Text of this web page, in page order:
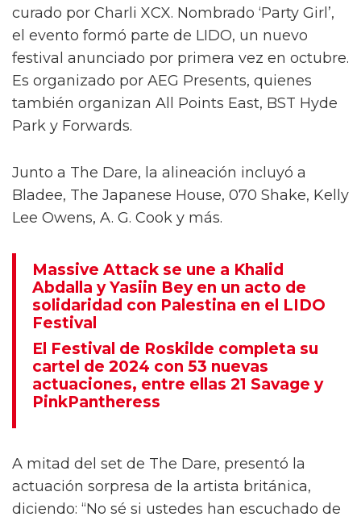
curado por Charli XCX. Nombrado ‘Party Girl’,
el evento formó parte de LIDO, un nuevo
festival anunciado por primera vez en octubre.
Es organizado por AEG Presents, quienes
también organizan All Points East, BST Hyde
Park y Forwards.
Junto a The Dare, la alineación incluyó a
Bladee, The Japanese House, 070 Shake, Kelly
Lee Owens, A. G. Cook y más.
Massive Attack se une a Khalid
Abdalla y Yasiin Bey en un acto de
solidaridad con Palestina en el LIDO
Festival
El Festival de Roskilde completa su
cartel de 2024 con 53 nuevas
actuaciones, entre ellas 21 Savage y
PinkPantheress
A mitad del set de The Dare, presentó la
actuación sorpresa de la artista británica,
diciendo: “No sé si ustedes han escuchado de